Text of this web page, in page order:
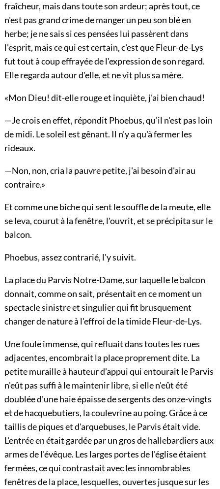
fraîcheur, mais dans toute son ardeur; après tout, ce
n'est pas grand crime de manger un peu son blé en
herbe; je ne sais si ces pensées lui passèrent dans
l'esprit, mais ce qui est certain, c'est que Fleur-de-Lys
fut tout à coup effrayée de l'expression de son regard.
Elle regarda autour d'elle, et ne vit plus sa mère.
«Mon Dieu! dit-elle rouge et inquiète, j'ai bien chaud!
—Je crois en effet, répondit Phoebus, qu'il n'est pas loin
de midi. Le soleil est gênant. Il n'y a qu'à fermer les
rideaux.
—Non, non, cria la pauvre petite, j'ai besoin d'air au
contraire.»
Et comme une biche qui sent le souffle de la meute, elle
se leva, courut à la fenêtre, l'ouvrit, et se précipita sur le
balcon.
Phoebus, assez contrarié, l'y suivit.
La place du Parvis Notre-Dame, sur laquelle le balcon
donnait, comme on sait, présentait en ce moment un
spectacle sinistre et singulier qui fit brusquement
changer de nature à l'effroi de la timide Fleur-de-Lys.
Une foule immense, qui refluait dans toutes les rues
adjacentes, encombrait la place proprement dite. La
petite muraille à hauteur d'appui qui entourait le Parvis
n'eût pas suffi à le maintenir libre, si elle n'eût été
doublée d'une haie épaisse de sergents des onze-vingts
et de hacquebutiers, la coulevrine au poing. Grâce à ce
taillis de piques et d'arquebuses, le Parvis était vide.
L'entrée en était gardée par un gros de hallebardiers aux
armes de l'évêque. Les larges portes de l'église étaient
fermées, ce qui contrastait avec les innombrables
fenêtres de la place, lesquelles, ouvertes jusque sur les